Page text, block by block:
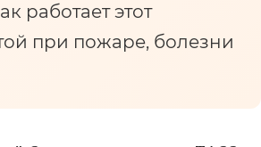
работает этот
при пожаре, болезни